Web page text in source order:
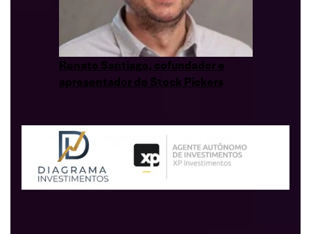
Renato Santiago, cofundador e
apresentador do Stock Pickers